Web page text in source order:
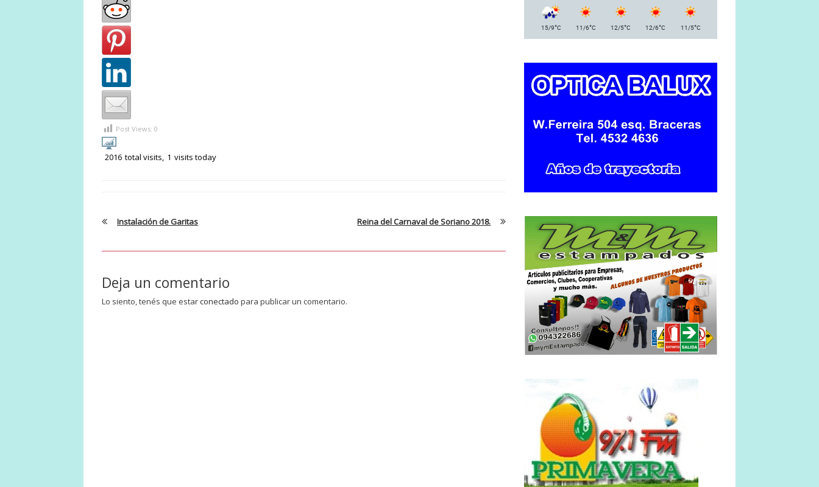
15/9°C 11/6°C 12/5°C 12/6°C 11/5°C
Post Views: 0
2016 total visits, 1 visits today
Instalación de Garitas Reina del Carnaval de Soriano 2018.
Deja un comentario
Lo siento, tenés que estarconectado para publicar un comentario.